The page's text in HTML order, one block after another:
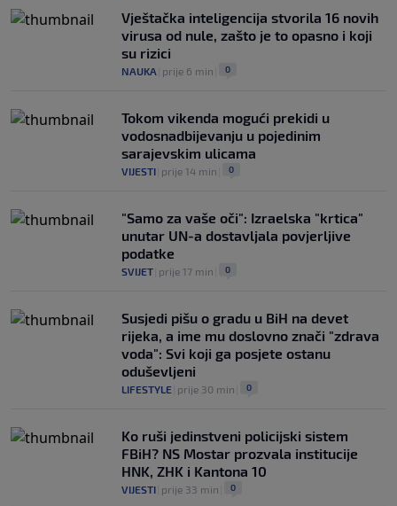
čak 50 miliona dolara
KOŠARKA 0
Vještačka inteligencija stvorila 16 novih
virusa od nule, zašto je to opasno i koji
su rizici
NAUKA prije 6 min 0
Tokom vikenda mogući prekidi u
vodosnadbijevanju u pojedinim
sarajevskim ulicama
VIJESTI prije 14 min 0
"Samo za vaše oči": Izraelska "krtica"
unutar UN-a dostavljala povjerljive
podatke
SVIJET prije 17 min 0
Susjedi pišu o gradu u BiH na devet
rijeka, a ime mu doslovno znači "zdrava
voda": Svi koji ga posjete ostanu
oduševljeni
LIFESTYLE prije 30 min 0
Ko ruši jedinstveni policijski sistem
FBiH? NS Mostar prozvala institucije
HNK, ZHK i Kantona 10
VIJESTI prije 33 min 0